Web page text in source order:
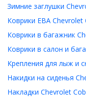
Зимние заглушки
Коврики ЕВА Chevrolet
Коврики в багажник
Коврики в салон и
Крепления для лыж и
Накидки на сиденья
Накладки Chevrolet